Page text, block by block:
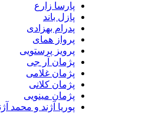
پارسا زارع
پازل باند
پدرام بهزادی
پرواز همای
پرویز پرستویی
پژمان آر جی
پژمان غلامی
پژمان کلانی
پژمان مینویی
پوریا آژند و محمد آژند